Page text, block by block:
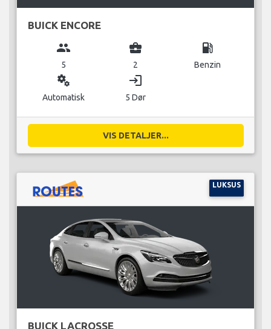
BUICK ENCORE
group
5
business_center
2
local_gas_station
Benzin
miscellaneous_services
Automatisk
login
5 Dør
VIS DETALJER...
LUKSUS
BUICK LACROSSE